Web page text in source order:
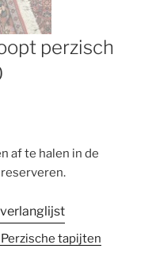
perzisch
af te halen in de
tapijten